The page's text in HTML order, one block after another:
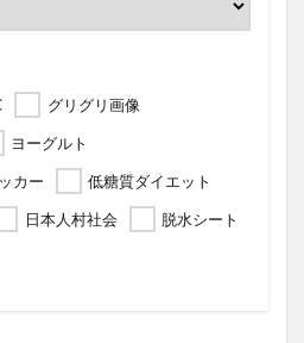
グリグリ画像
ヨーグルト
カー
低糖質ダイエット
日本人村社会 脱水シート